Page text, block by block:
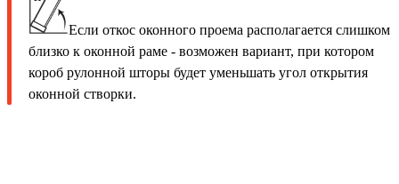
Если откос оконного проема располагается слишком
близко к оконной раме - возможен вариант, при котором
короб рулонной шторы будет уменьшать угол открытия
оконной створки.